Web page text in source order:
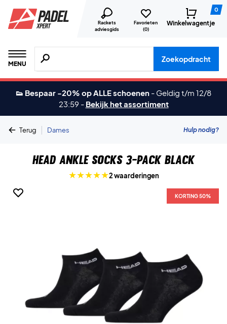
Rackets
adviesgids
Favorieten
(0)
0
Winkelwagentje
MENU
Zoeken naar producten, merken etc.
Zoekopdracht
👟 Bespaar -20% op ALLE schoenen - Geldig t/m 12/8
23:59 - Bekijk het assortiment
Terug | Dames Hulp nodig?
Head Ankle Socks 3-pack Black
2 waarderingen
KORTING 50%